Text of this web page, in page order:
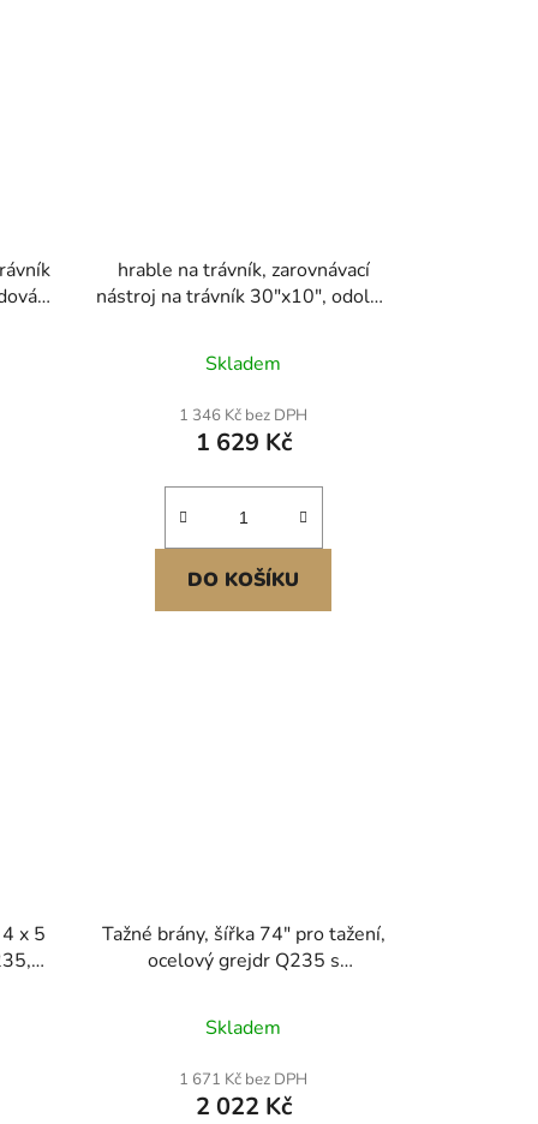
hrable na trávník, zarovnávací
nástroj na trávník 30"x10", odolný
prodlouženou ocelovou rukojetí
78", zarovnávač trávníku vhodný
pro zahradu, golfový trávník, farmu
Ztluštěná a těžší podkladová
deska Snadná montáž
Skladem
1 346 Kč bez DPH
1 629 Kč
DO KOŠÍKU
x 5
Tažné brány, šířka 74" pro tažení,
ocelový grejdr Q235 s
závěsem, nosnost až 50 liber,
traktorové brány pro čtyřkolky,
UTV, zahradní traktory
Skladem
1 671 Kč bez DPH
2 022 Kč